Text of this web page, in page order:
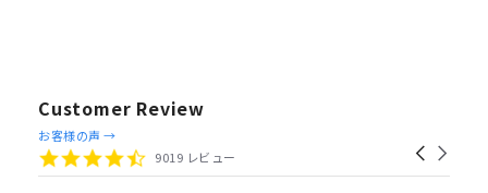
Customer Review
Reviews
carousel
Carousel
arrows
4.4
star
9019 レビュー
お客様の声 →